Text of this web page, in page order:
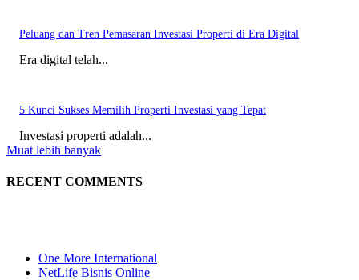
Peluang dan Tren Pemasaran Investasi Properti di Era Digital
Era digital telah...
5 Kunci Sukses Memilih Properti Investasi yang Tepat
Investasi properti adalah...
Muat lebih banyak
RECENT COMMENTS
One More International
NetLife Bisnis Online